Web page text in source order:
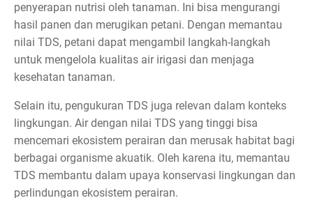
penyerapan nutrisi oleh tanaman. Ini bisa mengurangi
hasil panen dan merugikan petani. Dengan memantau
nilai TDS, petani dapat mengambil langkah-langkah
untuk mengelola kualitas air irigasi dan menjaga
kesehatan tanaman.
Selain itu, pengukuran TDS juga relevan dalam konteks
lingkungan. Air dengan nilai TDS yang tinggi bisa
mencemari ekosistem perairan dan merusak habitat bagi
berbagai organisme akuatik. Oleh karena itu, memantau
TDS membantu dalam upaya konservasi lingkungan dan
perlindungan ekosistem perairan.